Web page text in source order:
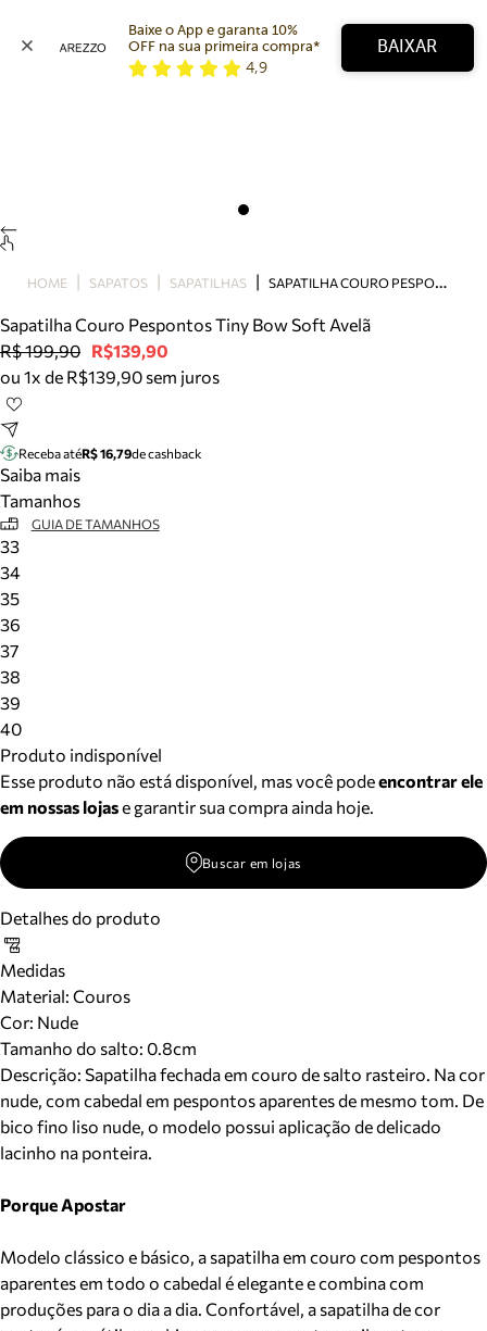
Bolsa
Tamanco
Tênis
Mule
Tire dúvidas sobre pedidos, devoluções e mais.
Meus pedidos
Acompanhe seus pedidos e solicite devoluções.
Baixe o App e garanta 10%
OFF na sua primeira compra*
4,9
BAIXAR
HOME SAPATOS SAPATILHAS S
APATILHA COURO PESPONTOS TINY BOW SOFT AVELÃ
Sapatilha Couro Pespontos Tiny Bow Soft Avelã
R$ 199,90 R$139,90
ou 1x de R$139,90 sem juros
Receba atéR$ 16,79de cashback
Saiba mais
Tamanhos
GUIA DE TAMANHOS
33
34
35
36
37
38
39
40
Produto indisponível
Esse produto não está disponível, mas você podeencontrar ele
em nossas lojase garantir sua compra ainda hoje.
Buscar em lojas
Detalhes do produto
Medidas
Material: Couros
Cor: Nude
Tamanho do salto: 0.8cm
Descrição: Sapatilha fechada em couro de salto rasteiro. Na cor
nude, com cabedal em pespontos aparentes de mesmo tom. De
bico fino liso nude, o modelo possui aplicação de delicado
lacinho na ponteira.
Porque Apostar
Modelo clássico e básico, a sapatilha em couro com pespontos
aparentes em todo o cabedal é elegante e combina com
produções para o dia a dia. Confortável, a sapatilha de cor